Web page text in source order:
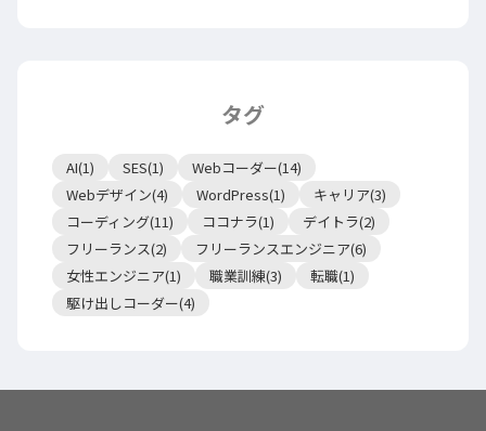
タグ
AI(1) SES(1)
Webコーダー(14)
Webデザイン(4)
WordPress(1)
キャリア(3)
コーディング(11)
ココナラ(1)
デイトラ(2)
フリーランス(2)
フリーランスエンジニア(6)
女性エンジニア(1)
職業訓練(3)
転職(1)
駆け出しコーダー(4)